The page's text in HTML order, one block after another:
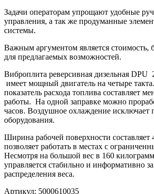
Задачи операторам упрощают удобные
управления, а так же продуманные
системы.
Важным аргументом является стоимость,
для предлагаемых возможностей.
Виброплита реверсивная дизельная DPU
имеет мощный двигатель на четыре
показатель расхода топлива составляет
работы. На одной заправке можно
часов. Воздушное охлаждение исключает
оборудования.
Ширина рабочей поверхности составляет
позволяет работать в местах с
Несмотря на большой вес в 160
управляется стабильно и информативно
распределения веса.
Артикул: 5000610035